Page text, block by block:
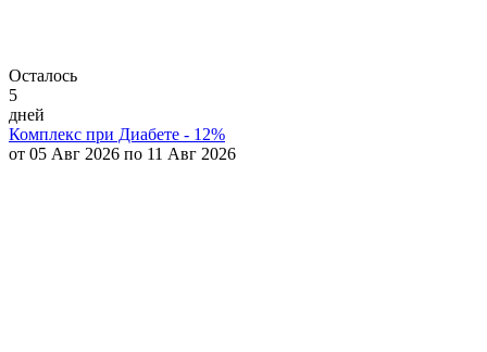
Осталось
5
дней
Комплекс при Диабете - 12%
от 05 Авг 2026 по 11 Авг 2026